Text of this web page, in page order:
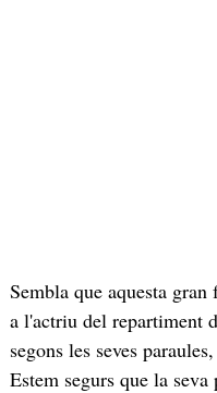
Sembla que aquesta
a l'actriu del repartiment
segons les seves
Estem segurs que la